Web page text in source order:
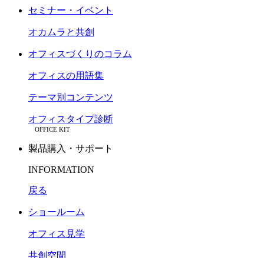
セミナー・イベント
オカムラと共創
オフィスづくりのコラム
オフィスの用語集
テーマ別コンテンツ
オフィスタイプ診断
OFFICE KIT
製品購入・サポート
INFORMATION
戻る
ショールーム
オフィス見学
共創空間